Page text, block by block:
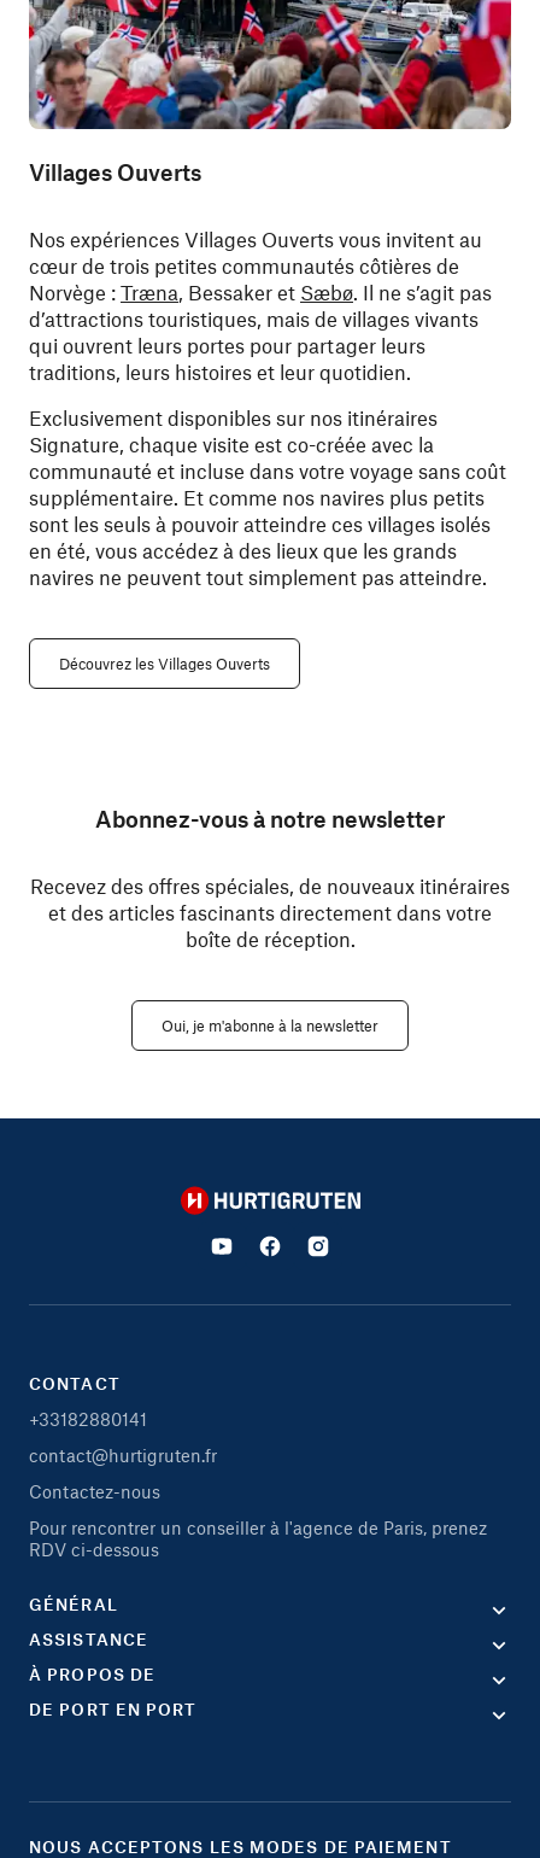
Villages Ouverts
Nos expériences Villages Ouverts vous invitent au
cœur de trois petites communautés côtières de
Norvège : Træna , Bessaker et Sæbø . Il ne s’agit pas
d’attractions touristiques, mais de villages vivants
qui ouvrent leurs portes pour partager leurs
traditions, leurs histoires et leur quotidien.
Exclusivement disponibles sur nos itinéraires
Signature, chaque visite est co-créée avec la
communauté et incluse dans votre voyage sans coût
supplémentaire. Et comme nos navires plus petits
sont les seuls à pouvoir atteindre ces villages isolés
en été, vous accédez à des lieux que les grands
navires ne peuvent tout simplement pas atteindre.
Découvrez les Villages Ouverts
Abonnez-vous à notre newsletter
Recevez des offres spéciales, de nouveaux itinéraires
et des articles fascinants directement dans votre
boîte de réception.
Oui, je m'abonne à la newsletter
Hurtigruten
CONTACT
+33182880141
contact@hurtigruten.fr
Contactez-nous
Pour rencontrer un conseiller à l'agence de Paris, prenez
RDV ci-dessous
GÉNÉRAL
ASSISTANCE
À PROPOS DE
DE PORT EN PORT
NOUS ACCEPTONS LES MODES DE PAIEMENT